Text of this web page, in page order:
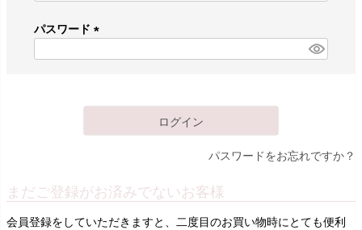
)
パスワード
ログイン
パスワードをお忘れですか？
まだご登録がお済みでないお客様
会員登録をしていただきますと、二度目のお買い物時にとても便利